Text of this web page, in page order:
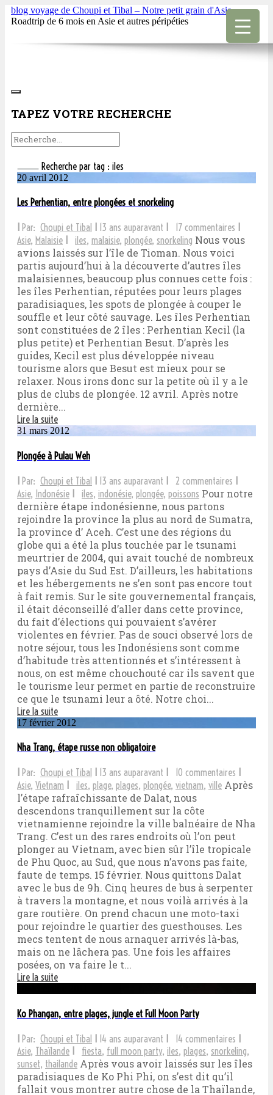
blog voyage de Choupi et Tibal – Notre petit grain d'Asie
Roadtrip de 6 mois en Asie et autres péripéties
TAPEZ VOTRE RECHERCHE
Recherche par tag : iles
20 avril 2012
Les Perhentian, entre plongées et snorkeling
Par: Choupi et Tibal 13 ans auparavant 17 commentaires
Asie, Malaisie iles, malaisie, plongée, snorkeling Nous vous
avions laissés sur l’île de Tioman. Nous voici
partis aujourd’hui à la découverte d’autres îles
malaisiennes, beaucoup plus connues cette fois :
les îles Perhentian, réputées pour leurs plages
paradisiaques, les spots de plongée à couper le
souffle et leur côté sauvage. Les îles Perhentian
sont constituées de 2 îles : Perhentian Kecil (la
plus petite) et Perhentian Besut. D’après les
guides, Kecil est plus développée niveau
tourisme alors que Besut est mieux pour se
relaxer. Nous irons donc sur la petite où il y a le
plus de clubs de plongée. 12 avril. Après notre
dernière...
Lire la suite
31 mars 2012
Plongée à Pulau Weh
I Par: Choupi et Tibal I 13 ans auparavant I 2 commentaires I
Asie, Indonésie I iles, indonésie, plongée, poissons Pour notre
dernière étape indonésienne, nous partons
rejoindre la province la plus au nord de Sumatra,
la province d’ Aceh. C’est une des régions du
globe qui a été la plus touchée par le tsunami
meurtrier de 2004, qui avait touché de nombreux
pays d’Asie du Sud Est. D’ailleurs, les habitations
et les hébergements ne s’en sont pas encore tout
à fait remis. Sur le site gouvernemental français,
il était déconseillé d’aller dans cette province,
du fait d’élections qui pouvaient s’avérer
violentes en février. Pas de souci observé lors de
notre séjour, tous les Indonésiens sont comme
d’habitude très attentionnés et s’intéressent à
nous, on est même chouchouté car ils savent que
le tourisme leur permet en partie de reconstruire
ce que le tsunami leur a ôté. Notre choi...
Lire la suite
17 février 2012
Nha Trang, étape russe non obligatoire
Par: Choupi et Tibal 13 ans auparavant 10 commentaires
Asie, Vietnam iles, plage, plages, plongée, vietnam, ville Après
l’étape rafraîchissante de Dalat, nous
descendons tranquillement sur la côte
vietnamienne rejoindre la ville balnéaire de Nha
Trang. C’est un des rares endroits où l’on peut
plonger au Vietnam, avec bien sûr l’île tropicale
de Phu Quoc, au Sud, que nous n’avons pas faite,
faute de temps. 15 février. Nous quittons Dalat
avec le bus de 9h. Cinq heures de bus à serpenter
à travers la montagne, et nous voilà arrivés à la
gare routière. On prend chacun une moto-taxi
pour rejoindre le quartier des guesthouses. Les
mecs tentent de nous arnaquer arrivés là-bas,
mais on ne lâchera pas. Une fois les affaires
posées, on va faire le t...
Lire la suite
Ko Phangan, entre plages, jungle et Full Moon Party
I Par: Choupi et Tibal I 14 ans auparavant I 14 commentaires I
Asie, Thaïlande I fiesta, full moon party, iles, plages, snorkeling,
sunset, thailande Après vous avoir laissés sur les îles
paradisiaques de Ko Phi Phi, on s’est dit qu’il
fallait vous montrer autre chose de la Thaïlande,